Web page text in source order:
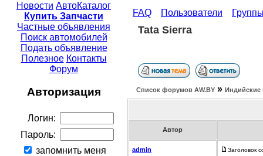
Новости АвтоКаталог
Купить Запчасти
Частные объявления
Поиск автомобилей
Подать объявление
Полезное Контакты
Форум
Авторизация
Логин:
Пароль:
запомнить меня
FAQ Пользователи
Tata Sierra
Список форумов АW.BY » Индийские
Автор
admin
Заголовок